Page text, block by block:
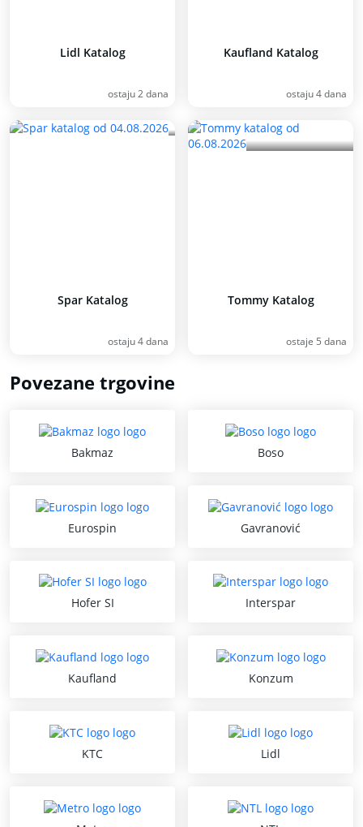
Lidl Katalog
ostaju 2 dana
Kaufland Katalog
ostaju 4 dana
Spar Katalog
ostaju 4 dana
Tommy Katalog
ostaje 5 dana
Povezane trgovine
Bakmaz Boso
Eurospin Gavranović
Hofer SI Interspar
Kaufland Konzum
KTC Lidl